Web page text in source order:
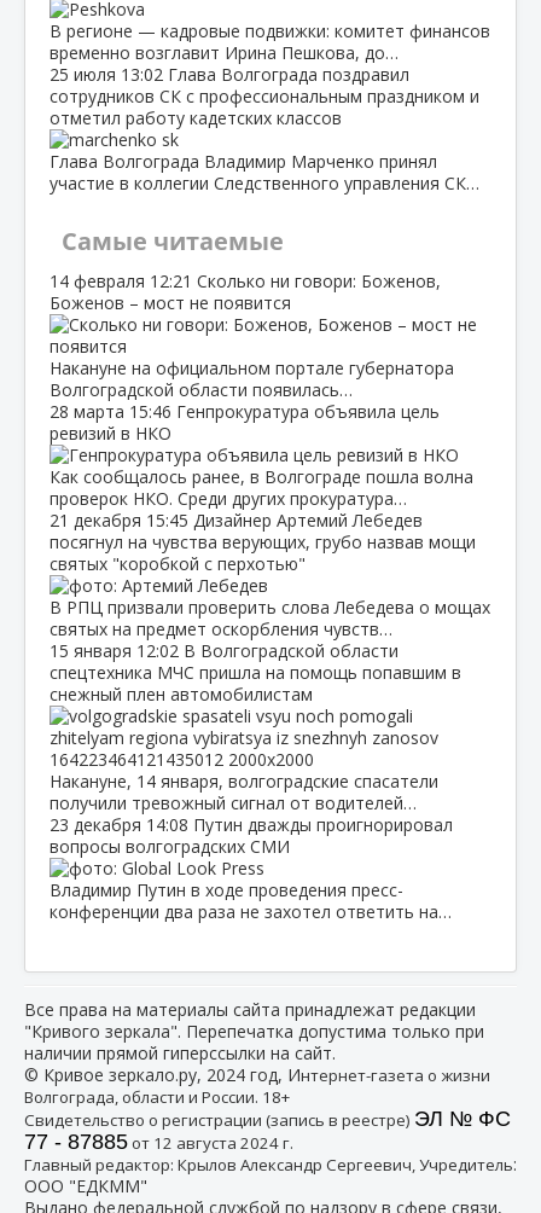
В регионе — кадровые подвижки: комитет финансов
временно возглавит Ирина Пешкова, до…
25 июля 13:02 Глава Волгограда поздравил
сотрудников СК с профессиональным праздником и
отметил работу кадетских классов
Глава Волгограда Владимир Марченко принял
участие в коллегии Следственного управления СК…
Самые читаемые
14 февраля 12:21 Сколько ни говори: Боженов,
Боженов – мост не появится
Накануне на официальном портале губернатора
Волгоградской области появилась…
28 марта 15:46 Генпрокуратура объявила цель
ревизий в НКО
Как сообщалось ранее, в Волгограде пошла волна
проверок НКО. Среди других прокуратура…
21 декабря 15:45 Дизайнер Артемий Лебедев
посягнул на чувства верующих, грубо назвав мощи
святых "коробкой с перхотью"
В РПЦ призвали проверить слова Лебедева о мощах
святых на предмет оскорбления чувств…
15 января 12:02 В Волгоградской области
спецтехника МЧС пришла на помощь попавшим в
снежный плен автомобилистам
Накануне, 14 января, волгоградские спасатели
получили тревожный сигнал от водителей…
23 декабря 14:08 Путин дважды проигнорировал
вопросы волгоградских СМИ
Владимир Путин в ходе проведения пресс-
конференции два раза не захотел ответить на…
Все права на материалы сайта принадлежат редакции
"Кривого зеркала". Перепечатка допустима только при
наличии прямой гиперссылки на сайт.
© Кривое зеркало.ру, 2024 год, Интернет-газета о жизни
Волгограда, области и России. 18+
Свидетельство о регистрации (запись в реестре) ЭЛ № ФС
77 - 87885от 12 августа 2024 г.
Главный редактор: Крылов Александр Сергеевич, Учредитель:
ООО "ЕДКММ"
Выдано федеральной службой по надзору в сфере связи,